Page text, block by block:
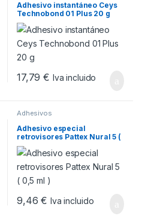
Adhesivo instantáneo Ceys
Technobond 01 Plus 20 g
17,79€ Iva incluido
Adhesivos
Adhesivo especial
retrovisores Pattex Nural 5 (
0,5 ml )
9,46€ Iva incluido